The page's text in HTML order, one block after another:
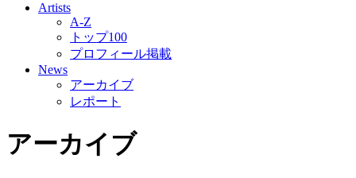
Artists
A-Z
トップ100
プロフィール掲載
News
アーカイブ
レポート
アーカイブ